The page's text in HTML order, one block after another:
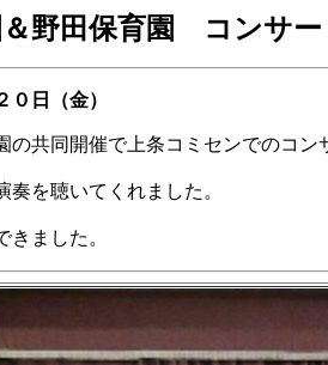
野田保育園 コンサー
０日（金）
の共同開催で上条コミセンでのコ
を聴いてくれました。
ました。